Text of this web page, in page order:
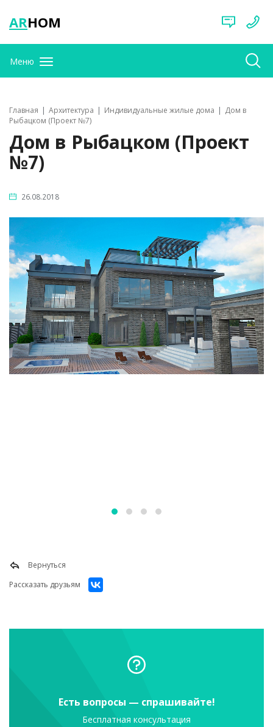
ARHOM
Меню
Главная Архитектура Индивидуальные жилые дома
Дом в
Рыбацком (Проект №7)
Дом в Рыбацком (Проект
№7)
26.08.2018
Вернуться
Рассказать друзьям
Есть вопросы — спрашивайте!
Бесплатная консультация